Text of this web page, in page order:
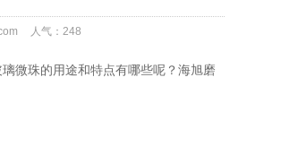
人气： 248
微珠的用途和特点有哪些呢？海旭磨